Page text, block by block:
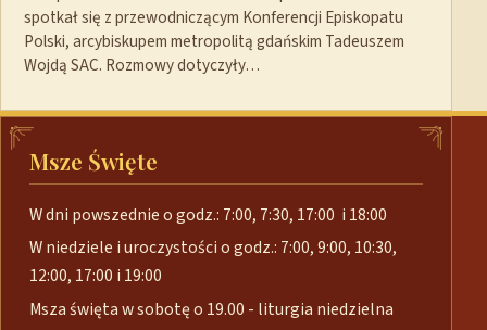
spotkał się z przewodniczącym Konferencji Episkopatu
Polski, arcybiskupem metropolitą gdańskim Tadeuszem
Wojdą SAC. Rozmowy dotyczyły…
Msze Święte
W dni powszednie o godz.: 7:00, 7:30, 17:00 i 18:00
W niedziele i uroczystości o godz.: 7:00, 9:00, 10:30,
12:00, 17:00 i 19:00
Msza święta w sobotę o 19.00 - liturgia niedzielna